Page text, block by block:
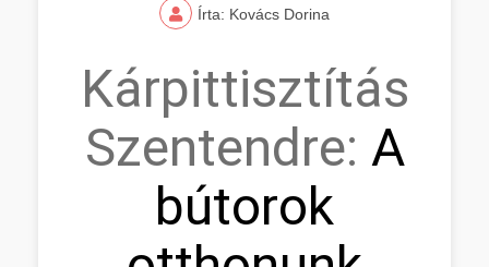
Írta: Kovács Dorina
Kárpittisztítás
Szentendre: A
bútorok